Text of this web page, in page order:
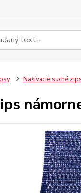
Našívacie suché